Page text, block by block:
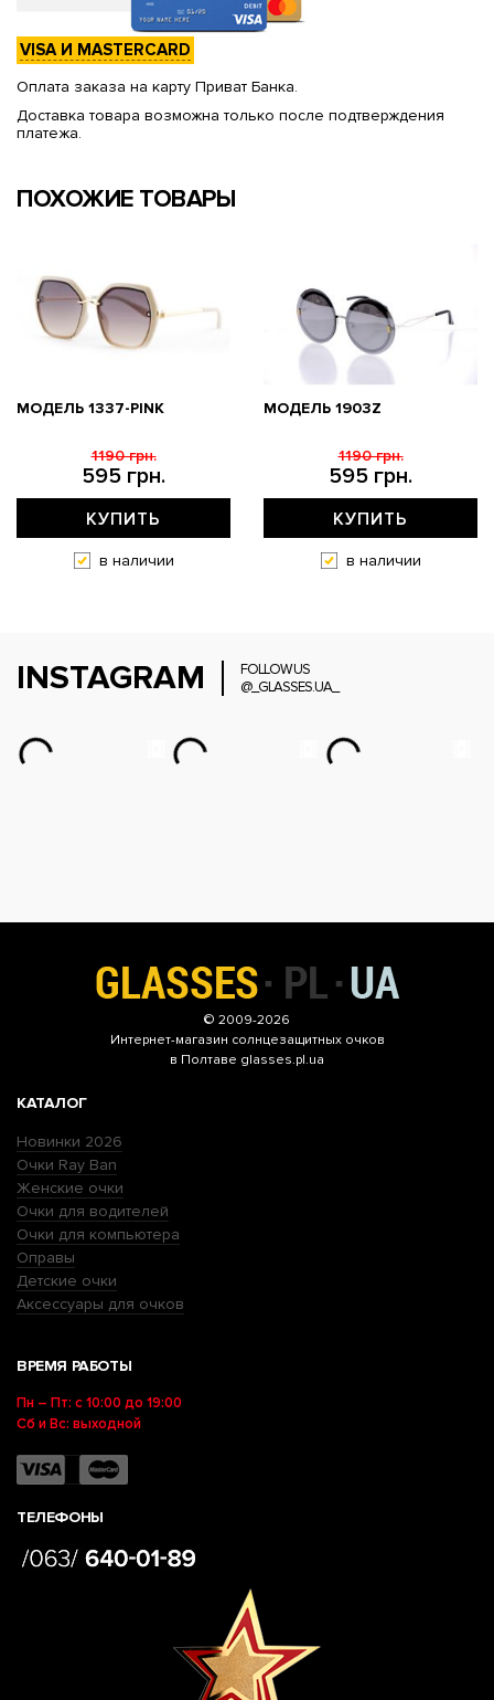
VISA И MASTERCARD
Оплата заказа на карту Приват Банка.
Доставка товара возможна только после подтверждения
платежа.
ПОХОЖИЕ ТОВАРЫ
МОДЕЛЬ 1337-PINK
595 грн.
1190 грн.
КУПИТЬ
в наличии
МОДЕЛЬ 1903Z
595 грн.
1190 грн.
КУПИТЬ
в наличии
INSTAGRAM
FOLLOW US
@_GLASSES.UA_
© 2009-2026
Интернет-магазин солнцезащитных очков
в Полтаве glasses.pl.ua
КАТАЛОГ
Новинки 2026
Очки Ray Ban
Женские очки
Очки для водителей
Очки для компьютера
Оправы
Детские очки
Аксессуары для очков
ВРЕМЯ РАБОТЫ
Пн – Пт: с 10:00 до 19:00
Сб и Вс: выходной
ТЕЛЕФОНЫ